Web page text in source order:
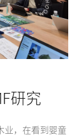
研究
业，在看到婴童